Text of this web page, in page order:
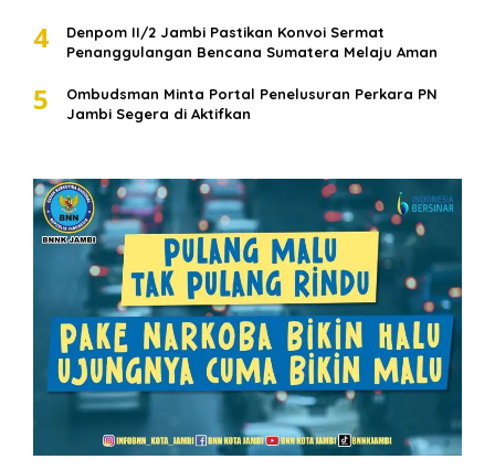
4
Denpom II/2 Jambi Pastikan Konvoi Sermat
Penanggulangan Bencana Sumatera Melaju Aman
5
Ombudsman Minta Portal Penelusuran Perkara PN
Jambi Segera di Aktifkan